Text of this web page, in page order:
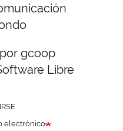
gcoop
Libre
electrónico